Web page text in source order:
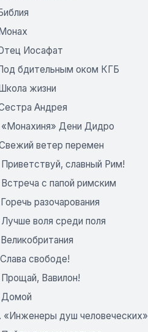
Иосафат
бдительным оком КГБ
жизни
Андрея
«Монахиня» Дени Дидро
Свежий ветер перемен
Приветствуй, славный Рим!
Встреча с папой римским
Горечь разочарования
Лучше воля среди поля
Великобритания
Слава свободе!
Прощай, Вавилон!
Домой
«Инженеры душ человеческих»